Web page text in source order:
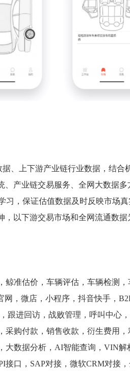
、上下游产业链行业数据，结合
产业链交易服务、全网大数据多
习，保证估值数据及时反映市场
以下游交易市场和全网流通数据
鲸准估价，车辆评估，车辆检测，
，微店，小程序，抖音快手，
跟进回访，战败管理，呼叫中心
采购付款，销售收款，衍生费用，
大数据分析，AI智能查询，VIN解
接口，SAP对接，微软CRM对接